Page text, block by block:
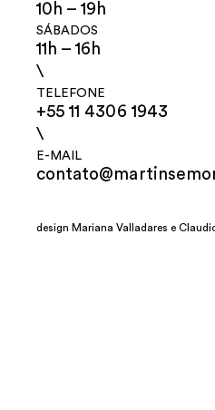
10h – 19h
SÁBADOS
11h – 16h
\
TELEFONE
+55 11 4306 1943
\
E-MAIL
design Mariana Valladares e